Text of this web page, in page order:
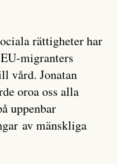
här El Niñon
nu Zeke
bara med stor
sedan
kan till och med
rättigheter har
migranters
vård. Jonatan
oroa oss alla
uppenbar
av mänskliga